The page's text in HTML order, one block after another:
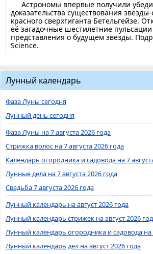
Астрономы впервые получили
доказательства существования
красного сверхгиганта Бетельгейзе.
её загадочные шестилетние
представления о будущем звезды.
Science.
Лунный календарь
Фаза Луны сегодня
Лунный день сегодня
Фаза Луны на 7 августа 2026 года
Стрижка волос на 7 августа 2026 года
Календарь огородника и садовода на 7
Лунные дела на 7 августа 2026 года
Свадьба 7 августа 2026 года
Лунный календарь на август 2026 года
Лунный календарь стрижек на август 2026
Лунный календарь огородника и садовода на
Лунный календарь дел на август 2026 года